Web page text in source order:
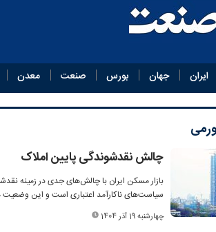
ایران جهان بورس صنعت معدن
چالش نقدشوندگی پایین املاک
بازار مسکن ایران با چالش‌های جدی در زمینه
سیاست‌های ناکارآمد اعتباری است و این وضعیت
چهارشنبه 19 آذر 1404